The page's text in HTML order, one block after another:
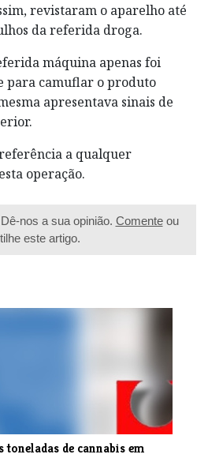
revistaram o aparelho até
da referida droga.
máquina apenas foi
para camuflar o produto
apresentava sinais de
a qualquer
operação.
nos a sua opinião. Comenteou
este artigo.
toneladas de cannabis em